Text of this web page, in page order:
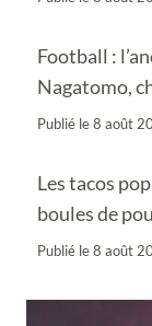
Football :
Nagatomo,
Publié le8 août
Les tacos
boules de
Publié le8 août